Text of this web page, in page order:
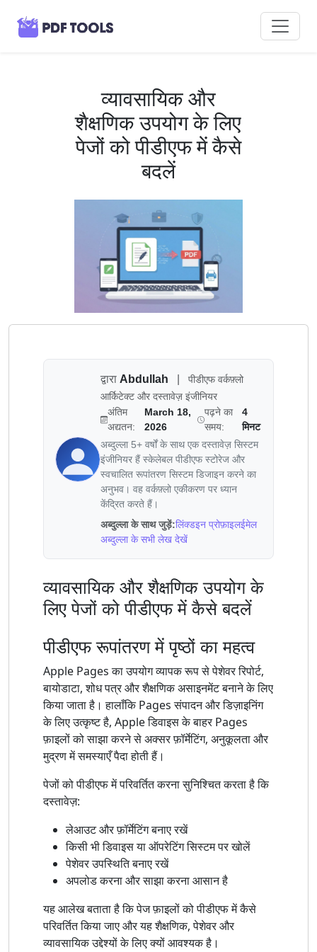
व्यावसायिक और
शैक्षणिक उपयोग के लिए
पेजों को पीडीएफ में कैसे
बदलें
द्वारा Abdullah
पीडीएफ वर्कफ़्लो
आर्किटेक्ट और दस्तावेज़ इंजीनियर
अंतिम
अद्यतन:
March 18,
2026
पढ़ने का
समय:
4
मिनट
अब्दुल्ला 5+ वर्षों के साथ एक दस्तावेज़ सिस्टम
इंजीनियर हैं स्केलेबल पीडीएफ स्टोरेज और
स्वचालित रूपांतरण सिस्टम डिजाइन करने का
अनुभव। वह वर्कफ़्लो एकीकरण पर ध्यान
केंद्रित करते हैं।
अब्दुल्ला के साथ जुड़ें:लिंक्डइन प्रोफ़ाइलईमेल
अब्दुल्ला के सभी लेख देखें
व्यावसायिक और शैक्षणिक उपयोग के
लिए पेजों को पीडीएफ में कैसे बदलें
पीडीएफ रूपांतरण में पृष्ठों का महत्व
Apple Pages का उपयोग व्यापक रूप से पेशेवर रिपोर्ट,
बायोडाटा, शोध पत्र और शैक्षणिक असाइनमेंट बनाने के लिए
किया जाता है। हालाँकि Pages संपादन और डिज़ाइनिंग
के लिए उत्कृष्ट है, Apple डिवाइस के बाहर Pages
फ़ाइलों को साझा करने से अक्सर फ़ॉर्मेटिंग, अनुकूलता और
मुद्रण में समस्याएँ पैदा होती हैं।
पेजों को पीडीएफ में परिवर्तित करना सुनिश्चित करता है कि
दस्तावेज़:
लेआउट और फ़ॉर्मेटिंग बनाए रखें
किसी भी डिवाइस या ऑपरेटिंग सिस्टम पर खोलें
पेशेवर उपस्थिति बनाए रखें
अपलोड करना और साझा करना आसान है
यह आलेख बताता है कि पेज फ़ाइलों को पीडीएफ में कैसे
परिवर्तित किया जाए और यह शैक्षणिक, पेशेवर और
व्यावसायिक उद्देश्यों के लिए क्यों आवश्यक है।